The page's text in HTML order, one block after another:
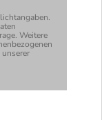
Weitere